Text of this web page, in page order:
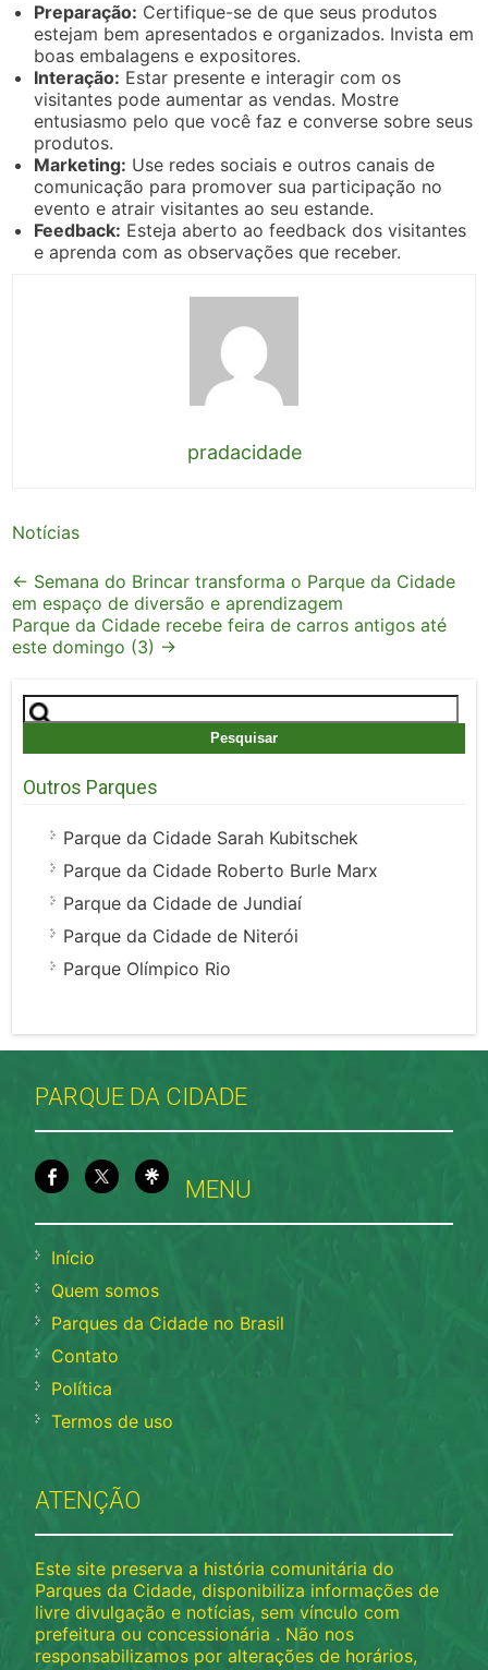
Preparação: Certifique-se de que seus produtos
estejam bem apresentados e organizados. Invista em
boas embalagens e expositores.
Interação: Estar presente e interagir com os
visitantes pode aumentar as vendas. Mostre
entusiasmo pelo que você faz e converse sobre seus
produtos.
Marketing: Use redes sociais e outros canais de
comunicação para promover sua participação no
evento e atrair visitantes ao seu estande.
Feedback: Esteja aberto ao feedback dos visitantes
e aprenda com as observações que receber.
pradacidade
Notícias
Post
navigation
← Semana do Brincar transforma o Parque da Cidade
em espaço de diversão e aprendizagem
Parque da Cidade recebe feira de carros antigos até
este domingo (3) →
Pesquisar
por:
Outros Parques
Parque da Cidade Sarah Kubitschek
Parque da Cidade Roberto Burle Marx
Parque da Cidade de Jundiaí
Parque da Cidade de Niterói
Parque Olímpico Rio
PARQUE DA CIDADE
MENU
Início
Quem somos
Parques da Cidade no Brasil
Contato
Política
Termos de uso
ATENÇÃO
Este site preserva a história comunitária do
Parques da Cidade, disponibiliza informações de
livre divulgação e notícias, sem vínculo com
prefeitura ou concessionária . Não nos
responsabilizamos por alterações de horários,